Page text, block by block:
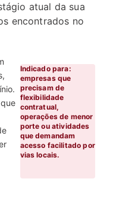
atual da sua
encontrados no
Indicado para:
empresas que
precisam de
flexibilidade
contratual,
operações de menor
porte ou atividades
que demandam
acesso facilitado por
vias locais.